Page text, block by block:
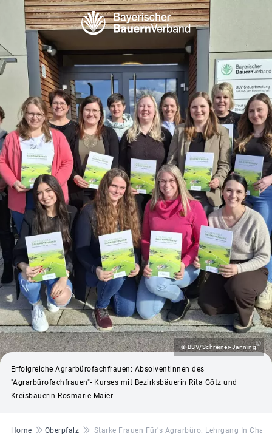
© BBV/Schreiner-Janning©
Erfolgreiche Agrarbürofachfrauen: Absolventinnen des
"Agrarbürofachfrauen"- Kurses mit Bezirksbäuerin Rita Götz und
Kreisbäuerin Rosmarie Maier
Pfadnavigation
Home Oberpfalz Starke Frauen Für's Agrarbüro: Lehrgang In